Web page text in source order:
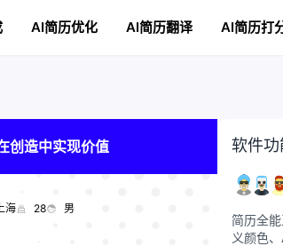
AI简历优化 AI简历翻译 AI简历打
软件
简历全
义颜色
创造中实现价值
海 28
男